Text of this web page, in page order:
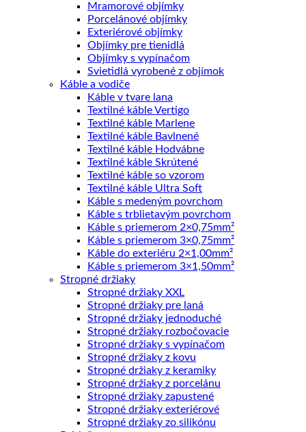
Mramorové objímky
Porcelánové objímky
Exteriérové objímky
Objímky pre tienidlá
Objímky s vypínačom
Svietidlá vyrobené z objímok
Káble a vodiče
Káble v tvare lana
Textilné káble Vertigo
Textilné káble Marlene
Textilné káble Bavlnené
Textilné káble Hodvábne
Textilné káble Skrútené
Textilné káble so vzorom
Textilné káble Ultra Soft
Káble s medeným povrchom
Káble s trblietavým povrchom
Káble s priemerom 2×0,75mm²
Káble s priemerom 3×0,75mm²
Káble do exteriéru 2×1,00mm²
Káble s priemerom 3×1,50mm²
Stropné držiaky
Stropné držiaky XXL
Stropné držiaky pre laná
Stropné držiaky jednoduché
Stropné držiaky rozbočovacie
Stropné držiaky s vypínačom
Stropné držiaky z kovu
Stropné držiaky z keramiky
Stropné držiaky z porcelánu
Stropné držiaky zapustené
Stropné držiaky exteriérové
Stropné držiaky zo silikónu